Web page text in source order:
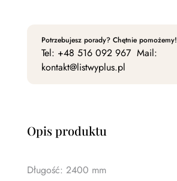
Potrzebujesz porady? Chętnie pomożemy!
Tel: +48 516 092 967 Mail:
kontakt@listwyplus.pl
Opis produktu
Długość: 2400 mm